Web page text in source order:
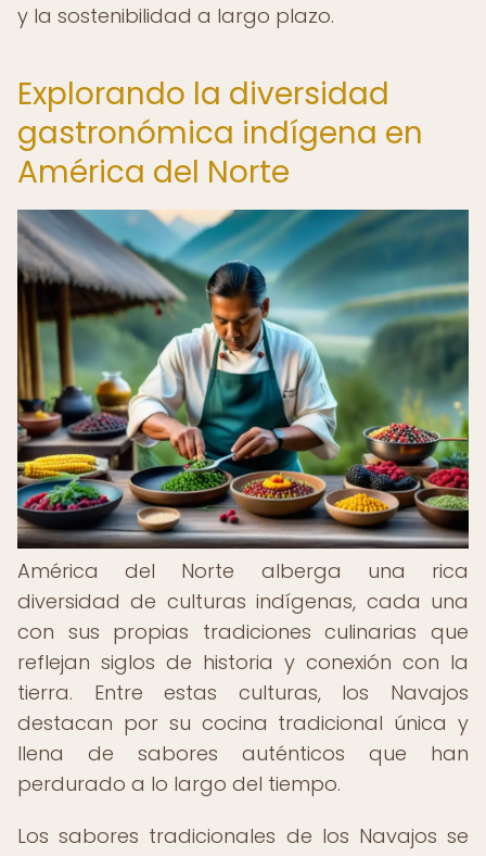
y la sostenibilidad a largo plazo.
Explorando la diversidad
gastronómica indígena en
América del Norte
América del Norte alberga una rica
diversidad de culturas indígenas, cada una
con sus propias tradiciones culinarias que
reflejan siglos de historia y conexión con la
tierra. Entre estas culturas, los Navajos
destacan por su cocina tradicional única y
llena de sabores auténticos que han
perdurado a lo largo del tiempo.
Los sabores tradicionales de los Navajos se